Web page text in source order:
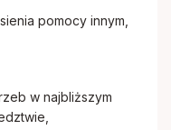
pomocy innym,
w najbliższym